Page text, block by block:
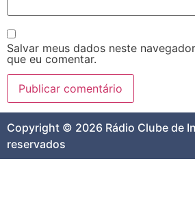
Salvar meus dados neste
que eu comentar.
Copyright © 2026 Rádio Clube de
reservados